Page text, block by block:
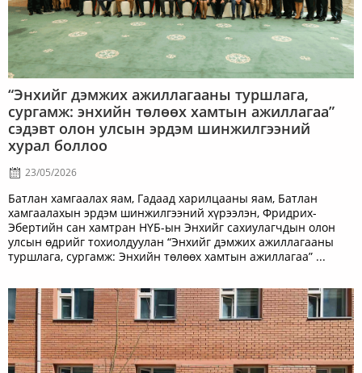
“Энхийг дэмжих ажиллагааны туршлага,
сургамж: энхийн төлөөх хамтын ажиллагаа”
сэдэвт олон улсын эрдэм шинжилгээний
хурал боллоо
23/05/2026
Батлан хамгаалах яам, Гадаад харилцааны яам, Батлан
хамгаалахын эрдэм шинжилгээний хүрээлэн, Фридрих-
Эбертийн сан хамтран НҮБ-ын Энхийг сахиулагчдын олон
улсын өдрийг тохиолдуулан “Энхийг дэмжих ажиллагааны
туршлага, сургамж: Энхийн төлөөх хамтын ажиллагаа” ...